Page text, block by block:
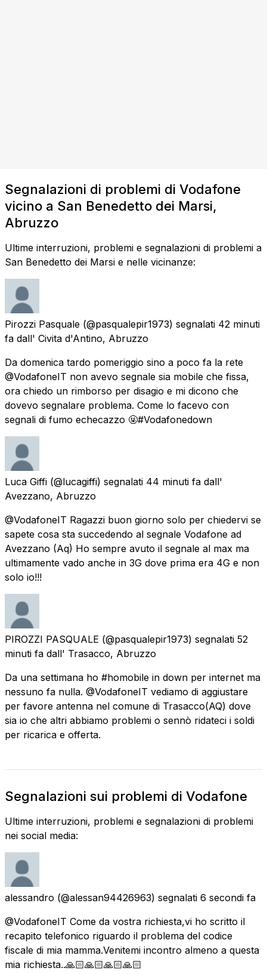
Segnalazioni di problemi di Vodafone
vicino a San Benedetto dei Marsi,
Abruzzo
Ultime interruzioni, problemi e segnalazioni di problemi a
San Benedetto dei Marsi e nelle vicinanze:
Pirozzi Pasquale (@pasqualepir1973) segnalati 42 minuti
fa dall' Civita d'Antino, Abruzzo
Da domenica tardo pomeriggio sino a poco fa la rete
@VodafoneIT non avevo segnale sia mobile che fissa,
ora chiedo un rimborso per disagio e mi dicono che
dovevo segnalare problema. Come lo facevo con
segnali di fumo echecazzo 🤬#Vodafonedown
Luca Giffi (@lucagiffi) segnalati 44 minuti fa dall'
Avezzano, Abruzzo
@VodafoneIT Ragazzi buon giorno solo per chiedervi se
sapete cosa sta succedendo al segnale Vodafone ad
Avezzano (Aq) Ho sempre avuto il segnale al max ma
ultimamente vado anche in 3G dove prima era 4G e non
solo io!!!
PIROZZI PASQUALE (@pasqualepir1973) segnalati 52
minuti fa dall' Trasacco, Abruzzo
Da una settimana ho #homobile in down per internet ma
nessuno fa nulla. @VodafoneIT vediamo di aggiustare
per favore antenna nel comune di Trasacco(AQ) dove
sia io che altri abbiamo problemi o sennò ridateci i soldi
per ricarica e offerta.
Segnalazioni sui problemi di Vodafone
Ultime interruzioni, problemi e segnalazioni di problemi
nei social media:
alessandro (@alessan94426963) segnalati 6 secondi fa
@VodafoneIT Come da vostra richiesta,vi ho scritto il
recapito telefonico riguardo il problema del codice
fiscale di mia mamma.Venitemi incontro almeno a questa
mia richiesta..🙏🏻🙏🏻🙏🏻🙏🏻